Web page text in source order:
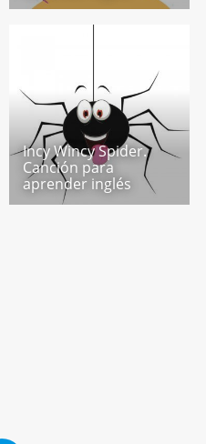
Incy Wincy Spider.
Canción para
aprender inglés